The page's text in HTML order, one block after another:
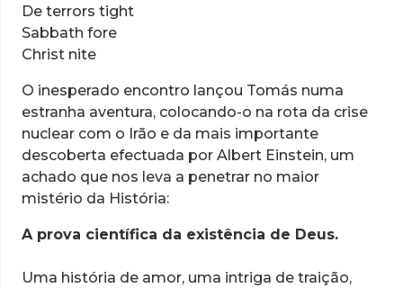
De terrors tight
Sabbath fore
Christ nite
O inesperado encontro lançou Tomás numa
estranha aventura, colocando-o na rota da crise
nuclear com o Irão e da mais importante
descoberta efectuada por Albert Einstein, um
achado que nos leva a penetrar no maior
mistério da História:
A prova científica da existência de Deus.
Uma história de amor, uma intriga de traição,